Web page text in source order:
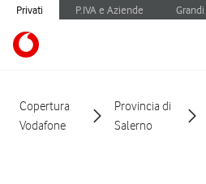
Privati P.IVA e Aziende
Copertura
Vodafone
Provincia di
Salerno